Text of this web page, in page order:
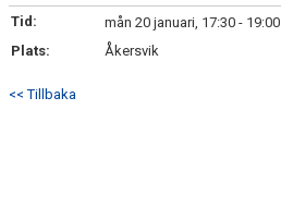
Tid:
mån 20 januari, 17:30 - 19:00
Plats:
Åkersvik
<< Tillbaka